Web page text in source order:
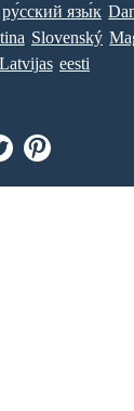
ру́сский язы́к
Slovenský
Latvijas eesti